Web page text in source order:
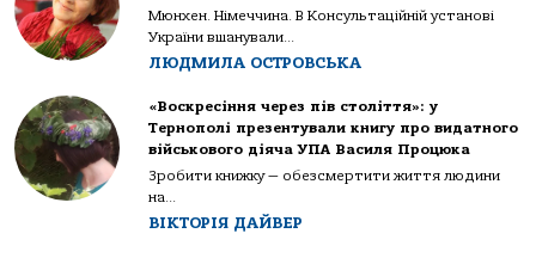
Мюнхен. Німеччина. В Консультаційній установі
України вшанували...
ЛЮДМИЛА ОСТРОВСЬКА
«Воскресіння через пів століття»: у
Тернополі презентували книгу про видатного
військового діяча УПА Василя Процюка
Зробити книжку — обезсмертити життя людини
на...
ВІКТОРІЯ ДАЙВЕР